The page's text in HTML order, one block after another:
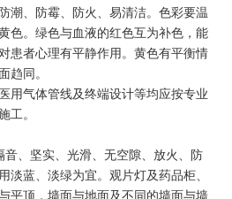
潮、防霉、防火、易清洁。色彩要温
色。绿色与血液的红色互为补色，能
患者心理有平静作用。黄色有平衡情
趋同。
用气体管线及终端设计等均应按专业
工。
音、坚实、光滑、无空隙、放火、防
淡蓝、淡绿为宜。观片灯及药品柜、
平顶，墙面与地面及不同的墙面与墙